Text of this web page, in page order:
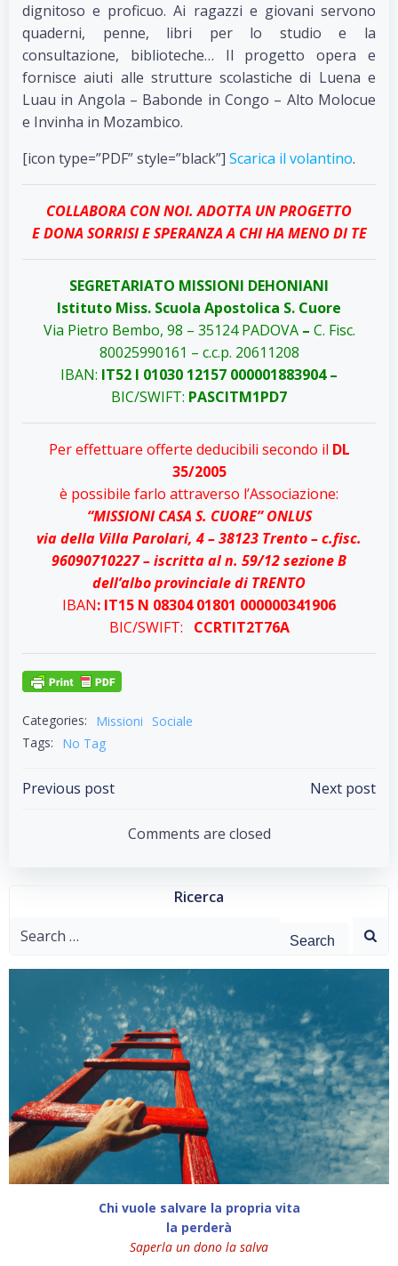
dignitoso e proficuo. Ai ragazzi e giovani servono
quaderni, penne, libri per lo studio e la
consultazione, biblioteche… Il progetto opera e
fornisce aiuti alle strutture scolastiche di Luena e
Luau in Angola – Babonde in Congo – Alto Molocue
e Invinha in Mozambico.
[icon type=”PDF” style=”black”] Scarica il volantino.
COLLABORA CON NOI. ADOTTA UN PROGETTO
E DONA SORRISI E SPERANZA A CHI HA MENO DI TE
SEGRETARIATO MISSIONI DEHONIANI
Istituto Miss. Scuola Apostolica S. Cuore
Via Pietro Bembo, 98 – 35124 PADOVA– C. Fisc.
80025990161 – c.c.p. 20611208
IBAN: IT52 I 01030 12157 000001883904–
BIC/SWIFT: PASCITM1PD7
Per effettuare offerte deducibili secondo il DL
35/2005
è possibile farlo attraverso l’Associazione:
“MISSIONI CASA S. CUORE” ONLUS
via della Villa Parolari, 4 – 38123 Trento – c.fisc.
96090710227 – iscritta al n. 59/12 sezione B
dell’albo provinciale di TRENTO
IBAN: IT15 N 08304 01801 000000341906
BIC/SWIFT:
CCRTIT2T76A
Categories: Missioni
Sociale
Tags:
No Tag
Post
navigation
Previous post
navigation
Next post
Comments are closed
Ricerca
Search
Chi vuole salvare la propria vita
la perderà
Saperla un dono la salva